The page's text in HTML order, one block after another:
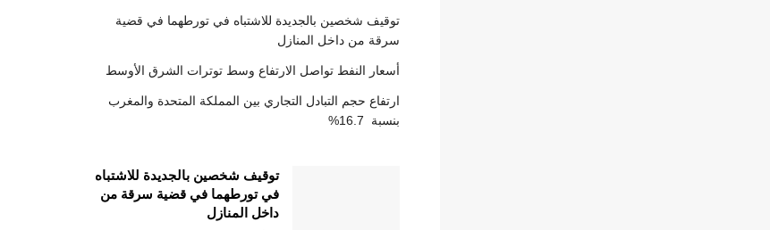
توقيف شخصين بالجديدة للاشتباه في تورطهما في قضية
سرقة من داخل المنازل
أسعار النفط تواصل الارتفاع وسط توترات الشرق الأوسط
ارتفاع حجم التبادل التجاري بين المملكة المتحدة والمغرب
بنسبة 16.7%
توقيف شخصين بالجديدة للاشتباه
في تورطهما في قضية سرقة من
داخل المنازل